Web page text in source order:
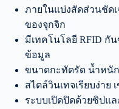
ภายในแบ่งสัดส่วนชัด
ของจุกจิก
มีเทคโนโลยี RFID กั
ข้อมูล
ขนาดกะทัดรัด น้ำหนัก
สไตล์วินเทจเรียบง่า
ระบบเปิดปิดด้วยซิปแ